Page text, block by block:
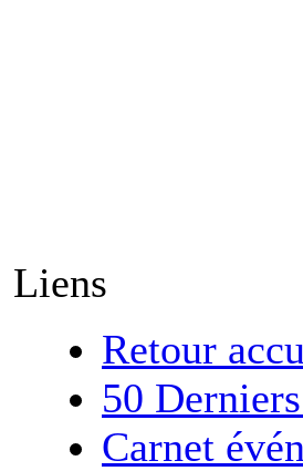
Liens
Retour
50
Carnet